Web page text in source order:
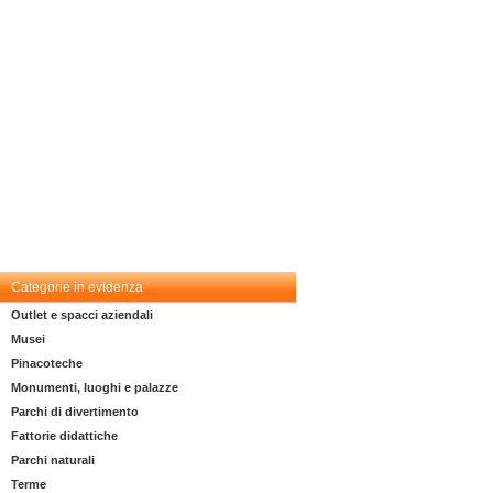
Categorie in evidenza
Outlet e spacci aziendali
Musei
Pinacoteche
Monumenti, luoghi e palazze
Parchi di divertimento
Fattorie didattiche
Parchi naturali
Terme